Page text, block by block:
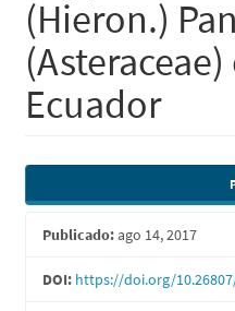
(Hieron.)
Ecuador
Barra
lateral
del
artículo
Publicado:ago 14, 2017
DOI: https://doi.org/